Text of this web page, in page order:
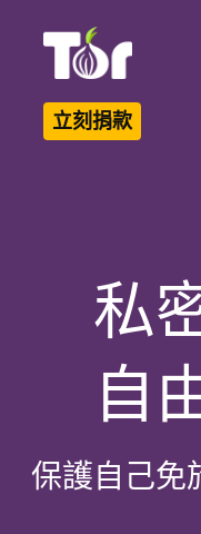
立刻捐款
私
自
保護自己免